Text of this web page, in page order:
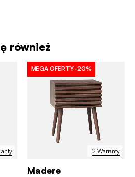
również
2 Warianty
MEGA OFERTY -20%
Madere